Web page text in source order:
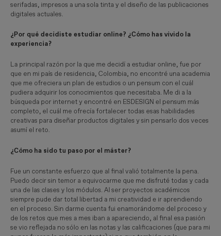
serifadas, impresos a una sola tinta y el diseño de las publicaciones
digitales actuales.
¿Por qué decidiste estudiar online? ¿Cómo has vivido la
experiencia?
La principal razón por la que me decidí a estudiar online, fue por
que en mi país de residencia, Colombia, no encontré una academia
que me ofreciera un plan de estudios o un pensum con el cuál
pudiera adquirir los conocimientos que necesitaba. Me di a la
búsqueda por internet y encontré en ESDESIGN el pensum más
completo, el cuál me ofrecía fortalecer todas esas habilidades
creativas para diseñar productos digitales y sin pensarlo dos veces
asumí el reto.
¿Cómo ha sido tu paso por el máster?
Fue un constante esfuerzo que al final valió totalmente la pena.
Puedo decir sin temor a equivocarme que me disfruté todas y cada
una de las clases y los módulos. Al ser proyectos académicos
siempre pude dar total libertad a mi creatividad e ir aprendiendo
en el proceso. Sin darme cuenta fui enamorándome del proceso y
de los retos que mes a mes iban a apareciendo, al final esa pasión
se vio reflejada no sólo en las notas y las calificaciones (que para mi